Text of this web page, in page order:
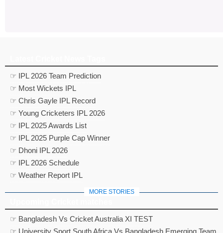
☞ IPL 2026 Team Prediction
☞ Most Wickets IPL
☞ Chris Gayle IPL Record
☞ Young Cricketers IPL 2026
☞ IPL 2025 Awards List
☞ IPL 2025 Purple Cap Winner
☞ Dhoni IPL 2026
☞ IPL 2026 Schedule
☞ Weather Report IPL
MORE STORIES
☞ Bangladesh Vs Cricket Australia XI TEST
☞ University Sport South Africa Vs Bangladesh Emerging Team